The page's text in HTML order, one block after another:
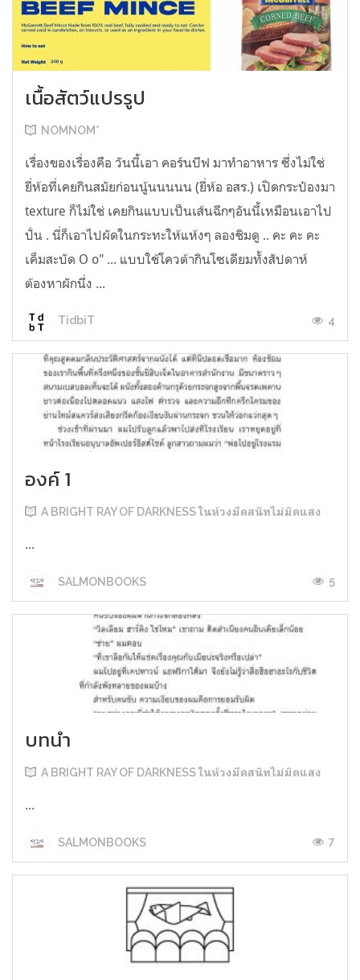
เนื้อสัตว์แปรรูป
NOMNOM*
เรื่องของเรื่องคือ วันนี้เอา คอร์นบีฟ มาทำอาหาร ซึ่งไม่ใช่
ยี่ห้อที่เคยกินสมัยก่อนนู้นนนนน (ยี่ห้อ อสร.) เปิดกระป๋องมา
texture ก็ไม่ใช่ เคยกินแบบเป็นเส้นฉีกๆอันนี้เหมือนเอาไป
ปั่น . นี่ก็เอาไปผัดในกระทะให้แห้งๆ ลองชิมดู .. คะ คะ คะ
เค็มสะบัด O o" ... แบบใช้โควต้ากินโซเดียมทั้งสัปดาห์
ต้องหาผักนึ่ง ...
TidbiT 4
องค์ 1
A BRIGHT RAY OF DARKNESS ในห้วงมืดสนิทไม่มิดแสง
...
SALMONBOOKS 5
บทนำ
A BRIGHT RAY OF DARKNESS ในห้วงมืดสนิทไม่มิดแสง
...
SALMONBOOKS 7